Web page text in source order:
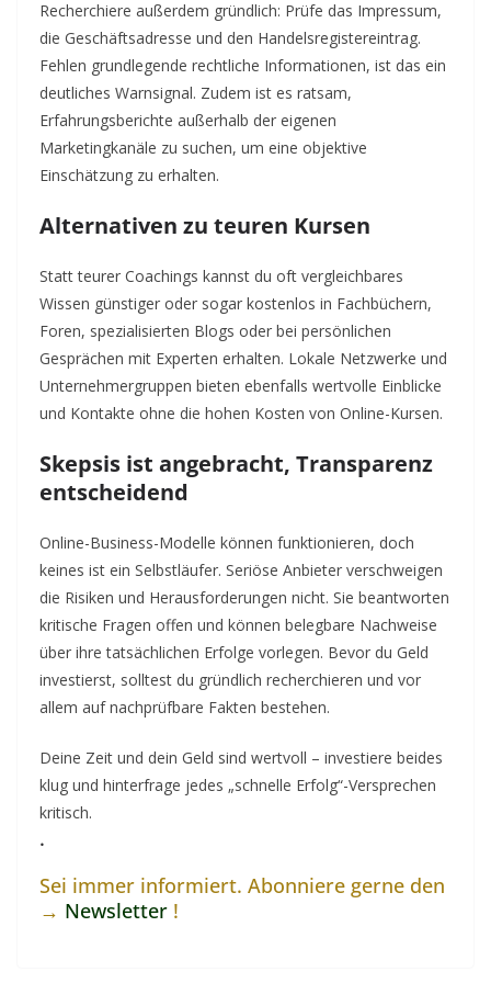
Recherchiere außerdem gründlich: Prüfe das Impressum,
die Geschäftsadresse und den Handelsregistereintrag.
Fehlen grundlegende rechtliche Informationen, ist das ein
deutliches Warnsignal. Zudem ist es ratsam,
Erfahrungsberichte außerhalb der eigenen
Marketingkanäle zu suchen, um eine objektive
Einschätzung zu erhalten.
Alternativen zu teuren Kursen
Statt teurer Coachings kannst du oft vergleichbares
Wissen günstiger oder sogar kostenlos in Fachbüchern,
Foren, spezialisierten Blogs oder bei persönlichen
Gesprächen mit Experten erhalten. Lokale Netzwerke und
Unternehmergruppen bieten ebenfalls wertvolle Einblicke
und Kontakte ohne die hohen Kosten von Online-Kursen.
Skepsis ist angebracht, Transparenz
entscheidend
Online-Business-Modelle können funktionieren, doch
keines ist ein Selbstläufer. Seriöse Anbieter verschweigen
die Risiken und Herausforderungen nicht. Sie beantworten
kritische Fragen offen und können belegbare Nachweise
über ihre tatsächlichen Erfolge vorlegen. Bevor du Geld
investierst, solltest du gründlich recherchieren und vor
allem auf nachprüfbare Fakten bestehen.
Deine Zeit und dein Geld sind wertvoll – investiere beides
klug und hinterfrage jedes „schnelle Erfolg“-Versprechen
kritisch.
.
Sei immer informiert. Abonniere gerne den
→ Newsletter !